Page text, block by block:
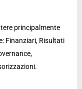
principalmente
Finanziari, Risultati